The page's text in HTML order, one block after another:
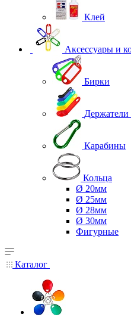
Клей
Аксессуары и
Бирки
Карабины
Кольца
Ø 20мм
Ø 25мм
Ø 28мм
Ø 30мм
Фигурные
Каталог